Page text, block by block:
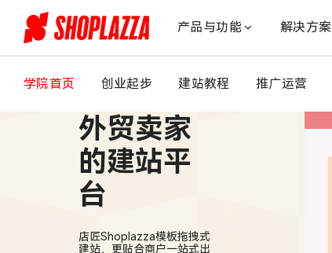
始：
产品与功能 解决方案
学院首页 创业起步 建站教程 推广运营
适合中国
外贸卖家
的建站平
台
店匠Shoplazza模板拖拽式
建站，更贴合商户一站式出